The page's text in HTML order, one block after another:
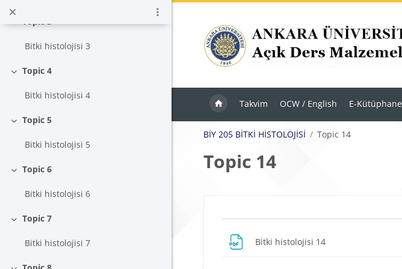
Ana içeriğe git
Daralt
Bitki histolojisi 3
Daralt
Topic 4
Bitki histolojisi 4
Daralt
Topic 5
Bitki histolojisi 5
Daralt
Topic 6
Bitki histolojisi 6
Daralt
Topic 7
Bitki histolojisi 7
Takvim OCW / English E-Kütüphane
BİY 205 BİTKİ HİSTOLOJİSİ Topic 14
Topic 14
Bloklar
Bölüm anahatları
Bitki histolojisi 14